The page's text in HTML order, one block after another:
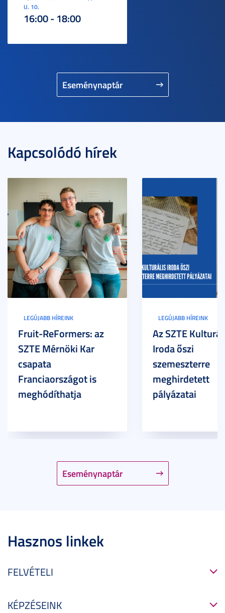
Eseménynaptár
U. 10.
16:00 - 18:00
Kapcsolódó hírek
Eseménynaptár
LEGÚJABB HÍREINK
Fruit-ReFormers: az
SZTE Mérnöki Kar
csapata
Franciaországot is
meghódíthatja
LEGÚJABB HÍREINK
Az SZTE
Iroda őszi
szemeszterre
meghirdetett
pályázatai
Hasznos linkek
FELVÉTELI
KÉPZÉSEINK